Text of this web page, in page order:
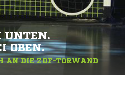
UNTEN.
OBEN.
AN DIE ZDF-TORWAND